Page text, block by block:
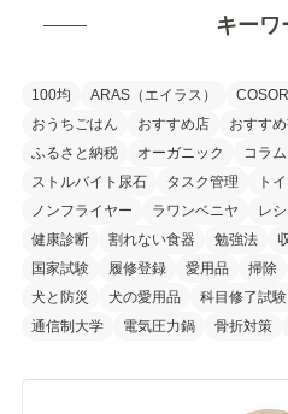
キーワ
100均 ARAS（エイラス）
おうちごはん
おすすめ店 おすす
ふるさと納税
オーガニック コラム
ストルバイト尿石
タスク管理 ト
ノンフライヤー
ラワンベニヤ レ
健康診断
割れない食器 勉強法
国家試験
履修登録 愛用品 掃除
犬と防災
犬の愛用品 科目修了試験
通信制大学
電気圧力鍋 骨折対策